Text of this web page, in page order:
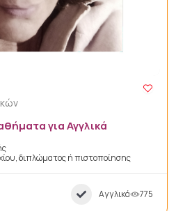
για Αγγλικά
διπλώματος ή πιστοποίησης
Αγγλικά 775